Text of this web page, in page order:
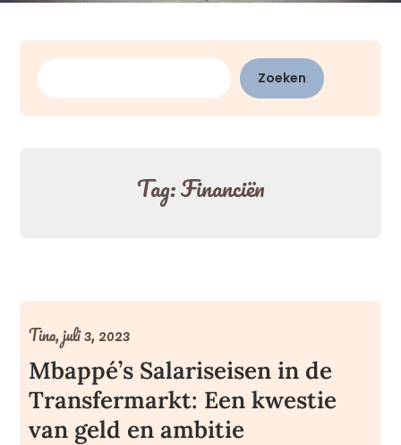
Zoeken
Zoeken
Tag:Financiën
Mbappé’s Salariseisen in de
Transfermarkt: Een kwestie
van geld en ambitie
Tina,juli 3, 2023